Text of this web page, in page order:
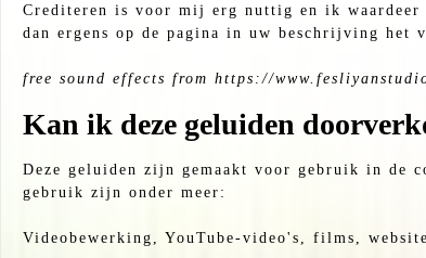
Crediteren is voor mij erg nuttig en ik
dan ergens op de pagina in uw beschrijving het
free sound effects from https://
Kan ik deze geluiden
Deze geluiden zijn gemaakt voor gebruik in de
gebruik zijn onder meer:
Videobewerking, YouTube-video's, films,